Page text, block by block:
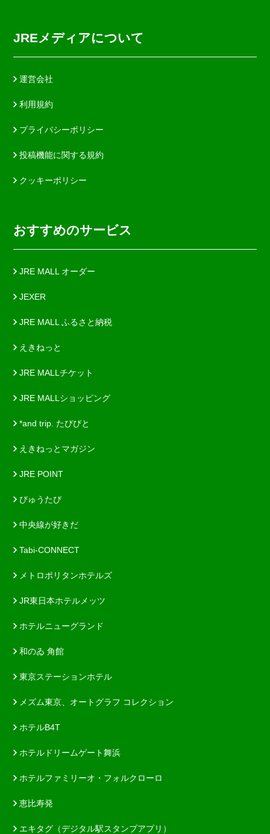
JREメディアについて
運営会社
利用規約
プライバシーポリシー
投稿機能に関する規約
クッキーポリシー
おすすめのサービス
JRE MALL オーダー
JEXER
JRE MALL ふるさと納税
えきねっと
JRE MALLチケット
JRE MALLショッピング
*and trip. たびびと
えきねっとマガジン
JRE POINT
びゅうたび
中央線が好きだ
Tabi-CONNECT
メトロポリタンホテルズ
JR東日本ホテルメッツ
ホテルニューグランド
和のゐ 角館
東京ステーションホテル
メズム東京、オートグラフ コレクション
ホテルB4T
ホテルドリームゲート舞浜
ホテルファミリーオ・フォルクローロ
恵比寿発
エキタグ（デジタル駅スタンプアプリ）